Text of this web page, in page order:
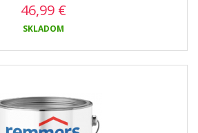
46,99 €
SKLADOM